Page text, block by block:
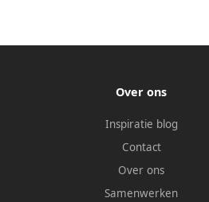
Over ons
Inspiratie blog
Contact
Over ons
Samenwerken